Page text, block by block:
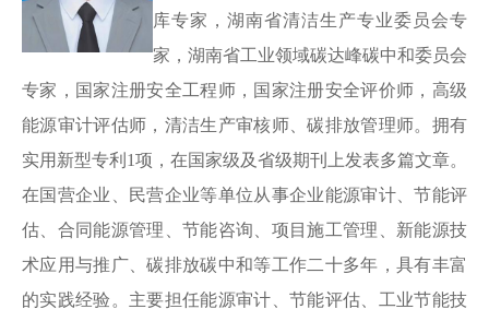
库专家 ，湖南省清洁生产专业委员会专
家 ， 湖南省工业领域碳达峰碳中和委员会
专家，国家注册安全工程师，国家注册安全评价师，高级
能源审计评估师 ，清洁生产审核师、碳排放管理师。拥有
实用新型专利1项，在国家级及省级期刊上发表多篇文章。
在国营企业、民营企业等单位从事企业能源审计、节能评
估、合同能源管理、节能咨询、项目施工管理、新能源技
术应用与推广、碳排放碳中和等工作二十多年，具有丰富
的实践经验。主要担任能源审计、节能评估、工业节能技